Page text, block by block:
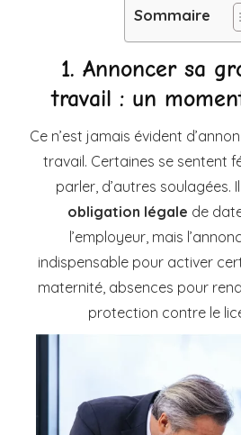
Sommaire
1. Annoncer sa
travail : un
Ce n’est jamais évident
travail. Certaines se sentent
parler, d’autres soulagées.
obligation légale de
l’employeur, mais
indispensable pour activer
maternité, absences pour
protection contre le